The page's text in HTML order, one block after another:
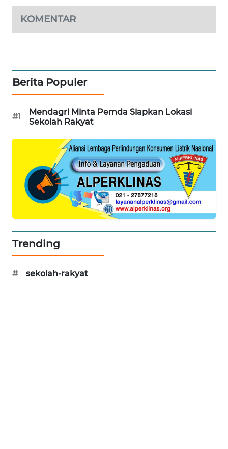
KOMENTAR
Berita Populer
#1
Mendagri Minta Pemda Siapkan Lokasi
Sekolah Rakyat
Trending
# sekolah-rakyat
ID
PLN
WATCH
MKLI
LKKI
KOPEKLIN
PORTAL
KONSUMEN
FORWAMKI